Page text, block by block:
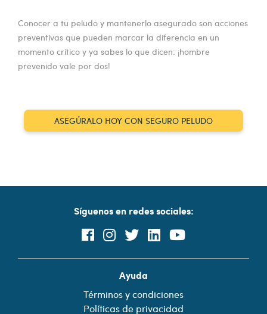
Conocer a tu peludo y mantenerlo asegurado son acciones
preventivas que pueden marcar la diferencia en un
momento crítico y ya sabes lo que dicen: ¡hombre
prevenido vale por dos!
ASEGÚRALO HOY CON SEGURO PELUDO
Síguenos en redes sociales:
Ayuda
Términos y condiciones
Políticas de privacidad